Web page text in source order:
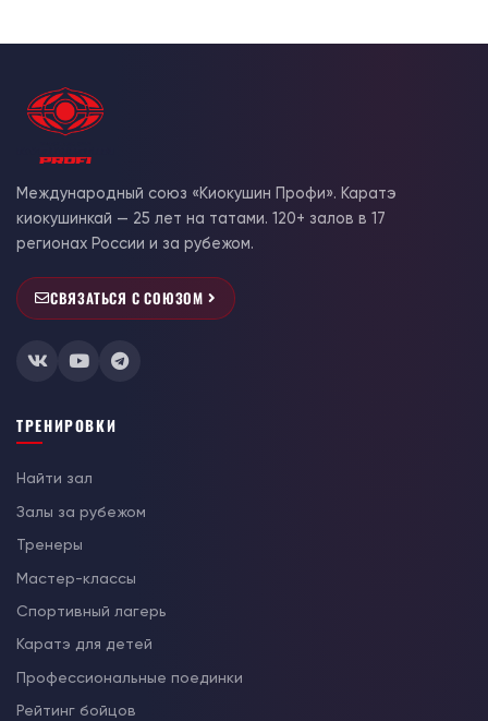
Международный союз «Киокушин Профи». Каратэ
киокушинкай — 25 лет на татами. 120+ залов в 17
регионах России и за рубежом.
СВЯЗАТЬСЯ С СОЮЗОМ
ТРЕНИРОВКИ
Найти зал
Залы за рубежом
Тренеры
Мастер-классы
Спортивный лагерь
Каратэ для детей
Профессиональные поединки
Рейтинг бойцов